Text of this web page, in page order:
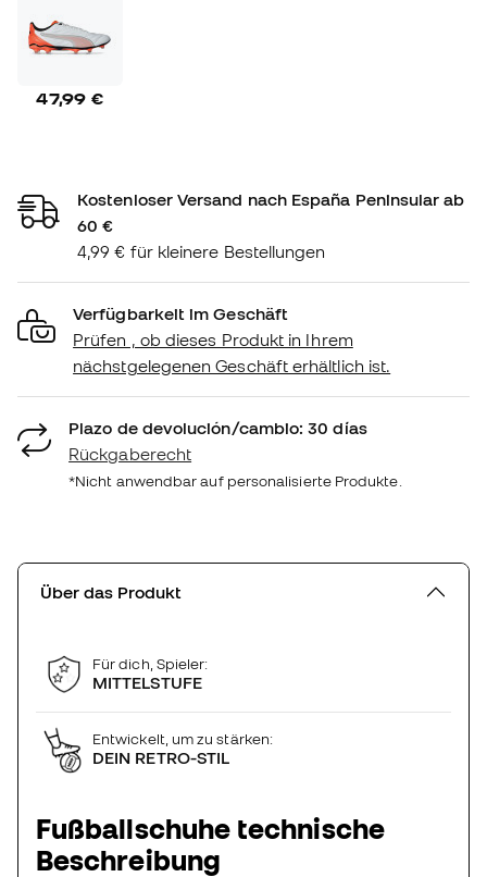
47,99 €
Kostenloser Versand nach España Peninsular ab
60 €
4,99 € für kleinere Bestellungen
Verfügbarkeit im Geschäft
Prüfen , ob dieses Produkt in Ihrem
nächstgelegenen Geschäft erhältlich ist.
Plazo de devolución/cambio: 30 días
Rückgaberecht
*Nicht anwendbar auf personalisierte Produkte.
Über das Produkt
Für dich, Spieler:
MITTELSTUFE
Entwickelt, um zu stärken:
DEIN RETRO-STIL
Fußballschuhe technische
Beschreibung